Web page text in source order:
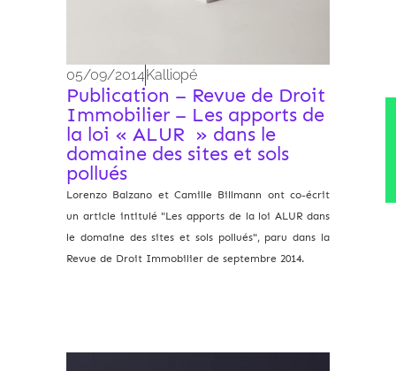
05/09/2014Kalliopé
Publication – Revue de Droit
Immobilier – Les apports de
la loi « ALUR » dans le
domaine des sites et sols
pollués
Lorenzo Balzano et Camille Billmann ont co-écrit
un article intitulé "Les apports de la loi ALUR dans
le domaine des sites et sols pollués", paru dans la
Revue de Droit Immobilier de septembre 2014.